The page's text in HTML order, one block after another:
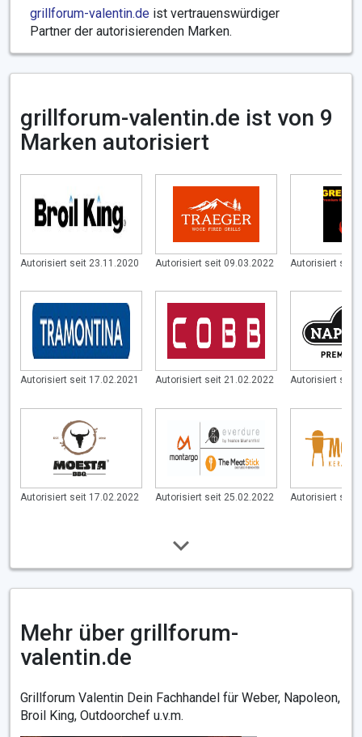
grillforum-valentin.de ist vertrauenswürdiger
Partner der autorisierenden Marken.
grillforum-valentin.de ist von 9
Marken autorisiert
Autorisiert seit 23.11.2020
Autorisiert seit 17.02.2021
Autorisiert seit 17.02.2022
Autorisiert seit 09.03.2022
Autorisiert seit 21.02.2022
Autorisiert seit 25.02.2022
Autorisiert seit
Autorisiert seit
Autorisiert seit
Mehr über grillforum-
valentin.de
Grillforum Valentin Dein Fachhandel für Weber, Napoleon,
Broil King, Outdoorchef u.v.m.